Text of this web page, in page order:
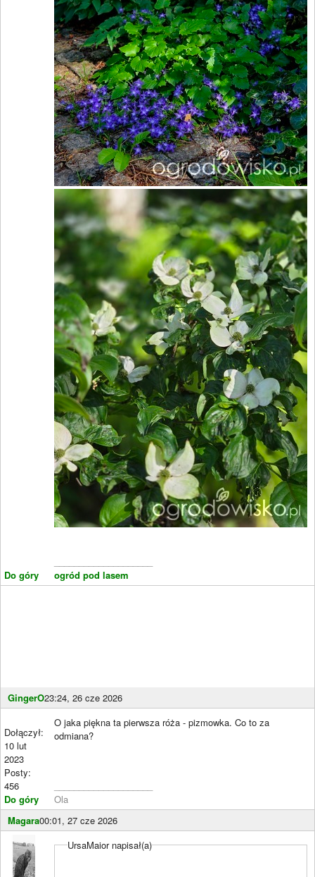
Do góry
ogród pod lasem
GingerO23:24, 26 cze 2026
Dołączył:
10 lut
2023
Posty:
456
Do góry
O jaka piękna ta pierwsza róża - pizmowka. Co to za
odmiana?
Ola
Magara00:01, 27 cze 2026
UrsaMaior napisał(a)